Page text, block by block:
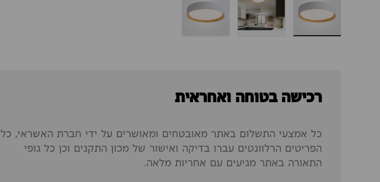
רכישה בטוחה ואחראית
כל אמצעי התשלום באתר מאובטחים ומאושרים על ידי חברת האשראי, כל
הפריטים הרלוונטים עברו בדיקה ואישור של מכון התקנים וכן כל גופי
התאורה באתר מגיעים עם אחריות מלאה.